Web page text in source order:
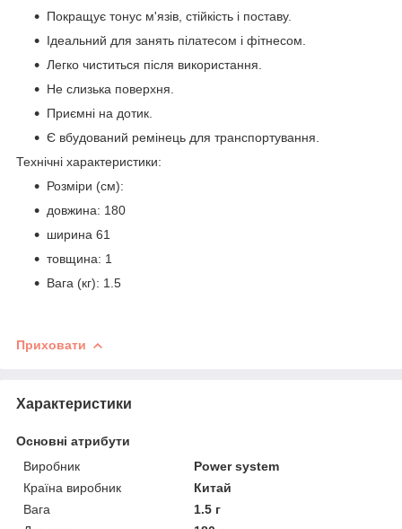
Покращує тонус м'язів, стійкість і поставу.
Ідеальний для занять пілатесом і фітнесом.
Легко чиститься після використання.
Не слизька поверхня.
Приємні на дотик.
Є вбудований ремінець для транспортування.
Технічні характеристики:
Розміри (см):
довжина: 180
ширина 61
товщина: 1
Вага (кг): 1.5
Приховати
Характеристики
Основні атрибути
Виробник
Power system
Країна виробник
Китай
Вага
1.5 г